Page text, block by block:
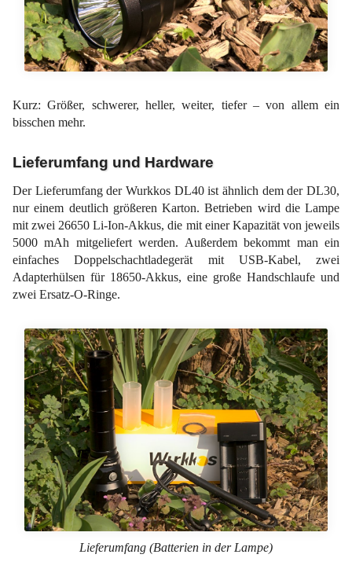
Kurz: Größer, schwerer, heller, weiter, tiefer – von allem ein
bisschen mehr.
Lieferumfang und Hardware
Der Lieferumfang der Wurkkos DL40 ist ähnlich dem der DL30,
nur einem deutlich größeren Karton. Betrieben wird die Lampe
mit zwei 26650 Li-Ion-Akkus, die mit einer Kapazität von jeweils
5000 mAh mitgeliefert werden. Außerdem bekommt man ein
einfaches Doppelschachtladegerät mit USB-Kabel, zwei
Adapterhülsen für 18650-Akkus, eine große Handschlaufe und
zwei Ersatz-O-Ringe.
Lieferumfang (Batterien in der Lampe)